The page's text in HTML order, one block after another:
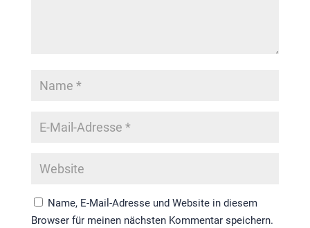
Name, E-Mail-Adresse und Website in diesem
Browser für meinen nächsten Kommentar speichern.